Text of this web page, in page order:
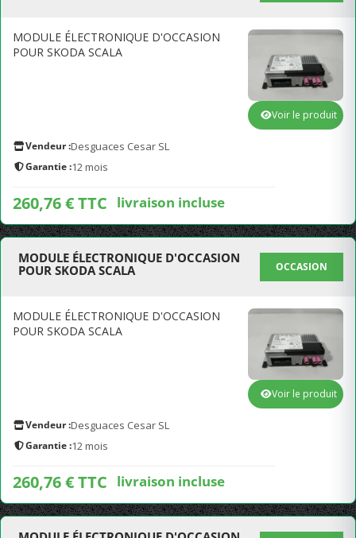
MODULE ÉLECTRONIQUE D'OCCASION
POUR SKODA SCALA
Vendeur :Desguaces Cesar SL
Garantie :12 mois
260,76 € TTC livraison incluse
Voir le produit
MODULE ÉLECTRONIQUE D'OCCASION
POUR SKODA SCALA
OCCASION
MODULE ÉLECTRONIQUE D'OCCASION
POUR SKODA SCALA
Vendeur :Desguaces Cesar SL
Garantie :12 mois
260,76 € TTC livraison incluse
Voir le produit